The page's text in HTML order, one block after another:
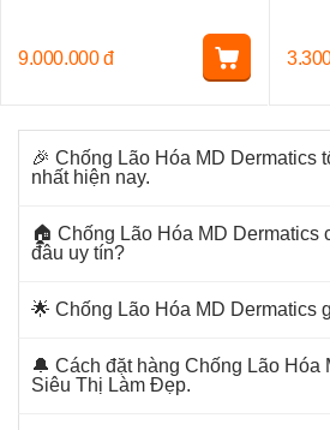
🎉 Chống Lão Hóa MD Dermatics
nhất hiện nay.
🏠 Chống Lão Hóa MD Dermatics
đâu uy tín?
🌟 Chống Lão Hóa MD Dermatics
🔔 Cách đặt hàng Chống Lão Hóa
Siêu Thị Làm Đẹp.
9.000.000 đ